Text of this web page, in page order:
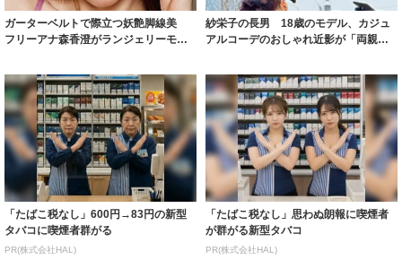
ガーターベルトで際立つ妖艶脚線美
フリーアナ森香澄がランジェリーモデ
紗栄子の長男 18歳のモデル、カジュ
アルコーデのおしゃれ近影が「両親の
「たばこ税なし」600円→83円の新型
タバコに喫煙者群がる
PR(株式会社HAL)
「たばこ税なし」思わぬ朗報に喫煙者
が群がる新型タバコ
PR(株式会社HAL)